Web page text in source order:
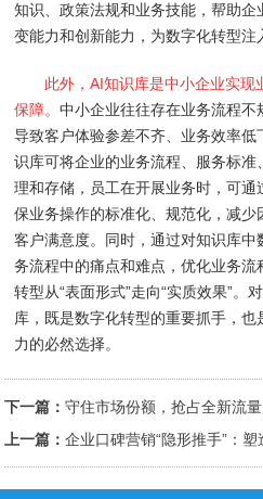
知识、政策法规和业务技能，帮助
变能力和创新能力，为数字化转型注
此外，AI知识库是中小企业实
保障。中小企业往往存在业务流程不
导致客户体验参差不齐、业务效率
识库可将企业的业务流程、服务标
理和存储，员工在开展业务时，可
保业务操作的标准化、规范化，减
客户满意度。同时，通过对知识库
务流程中的痛点和难点，优化业务
转型从“表面形式”走向“实质效果”。
库，既是数字化转型的重要抓手，
力的必然选择。
下一篇：守住市场份额，抢占全新流
上一篇：企业口碑营销“隐形推手”：